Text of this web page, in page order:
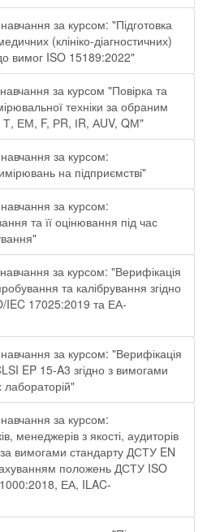
за курсом: "Підготовка
(клініко-діагностичних)
вимог ISO 15189:2022"
за курсом "Повірка та
техніки за обраним
ЕМ, F, РR, ІR, АUV, QМ"
за курсом:
на підприємстві"
за курсом:
та її оцінювання під час
за курсом: "Верифікація
та калібрування згідно
17025:2019 та ЕА-
за курсом: "Верифікація
EP 15-A3 згідно з вимогами
за курсом:
менеджерів з якості, аудиторів
за вимогами стандарту ДСТУ EN
положень ДСТУ ISO
ЕА, ILAC-